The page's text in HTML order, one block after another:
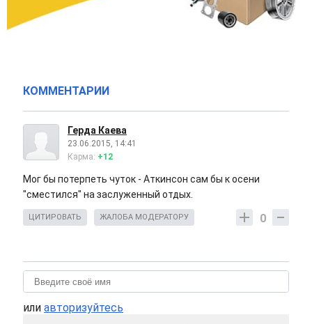
КОММЕНТАРИИ
Герда Каева
23.06.2015, 14:41
Карма: +12
Мог бы потерпеть чуток - Аткинсон сам бы к осени
"сместился" на заслуженный отдых.
0
ЦИТИРОВАТЬ ЖАЛОБА МОДЕРАТОРУ
или авторизуйтесь